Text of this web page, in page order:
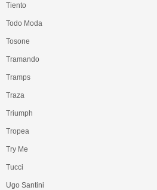
Tiento
Todo Moda
Tosone
Tramando
Tramps
Traza
Triumph
Tropea
Try Me
Tucci
Ugo Santini